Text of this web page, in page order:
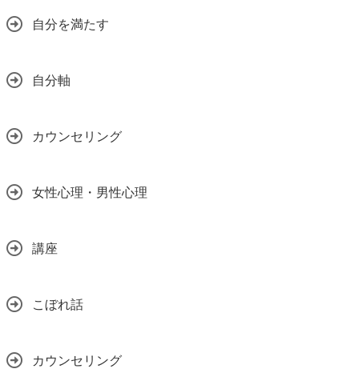
自分を満たす
自分軸
カウンセリング
女性心理・男性心理
講座
こぼれ話
カウンセリング